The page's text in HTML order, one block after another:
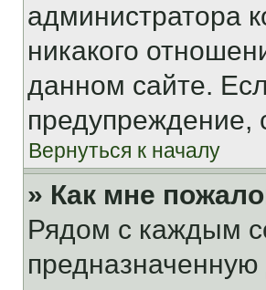
администратора
никакого
данном сайте.
предупреждение,
Вернуться к началу
» Как мне
Рядом с каждым